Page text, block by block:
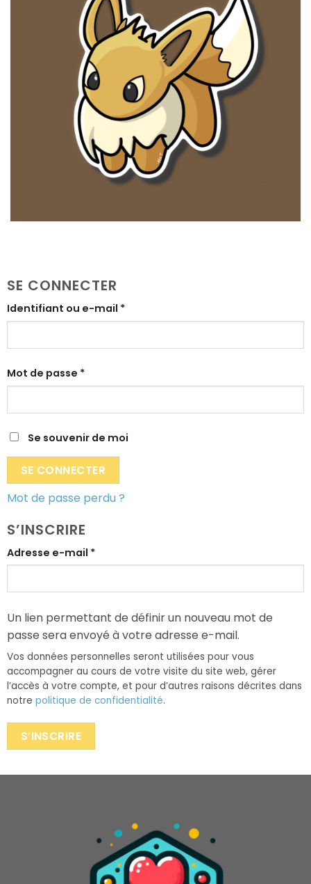
SE CONNECTER
Identifiant ou e-mail *Obligatoire
Mot de passe *Obligatoire
Se souvenir de moi
SE CONNECTER
Mot de passe perdu ?
S’INSCRIRE
Adresse e-mail *Obligatoire
Un lien permettant de définir un nouveau mot de
passe sera envoyé à votre adresse e-mail.
Vos données personnelles seront utilisées pour vous
accompagner au cours de votre visite du site web, gérer
l’accès à votre compte, et pour d’autres raisons décrites dans
notre politique de confidentialité.
S’INSCRIRE